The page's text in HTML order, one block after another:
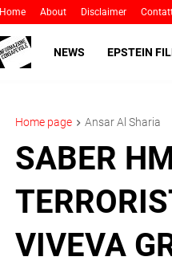
Home About Disclaimer
NEWS EPSTEIN
Home page Ansar Al Sharia
SABER
VIVEVA